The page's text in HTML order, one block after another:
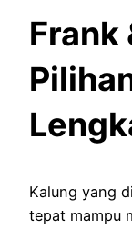
Frank
Kalung yang
tepat mampu